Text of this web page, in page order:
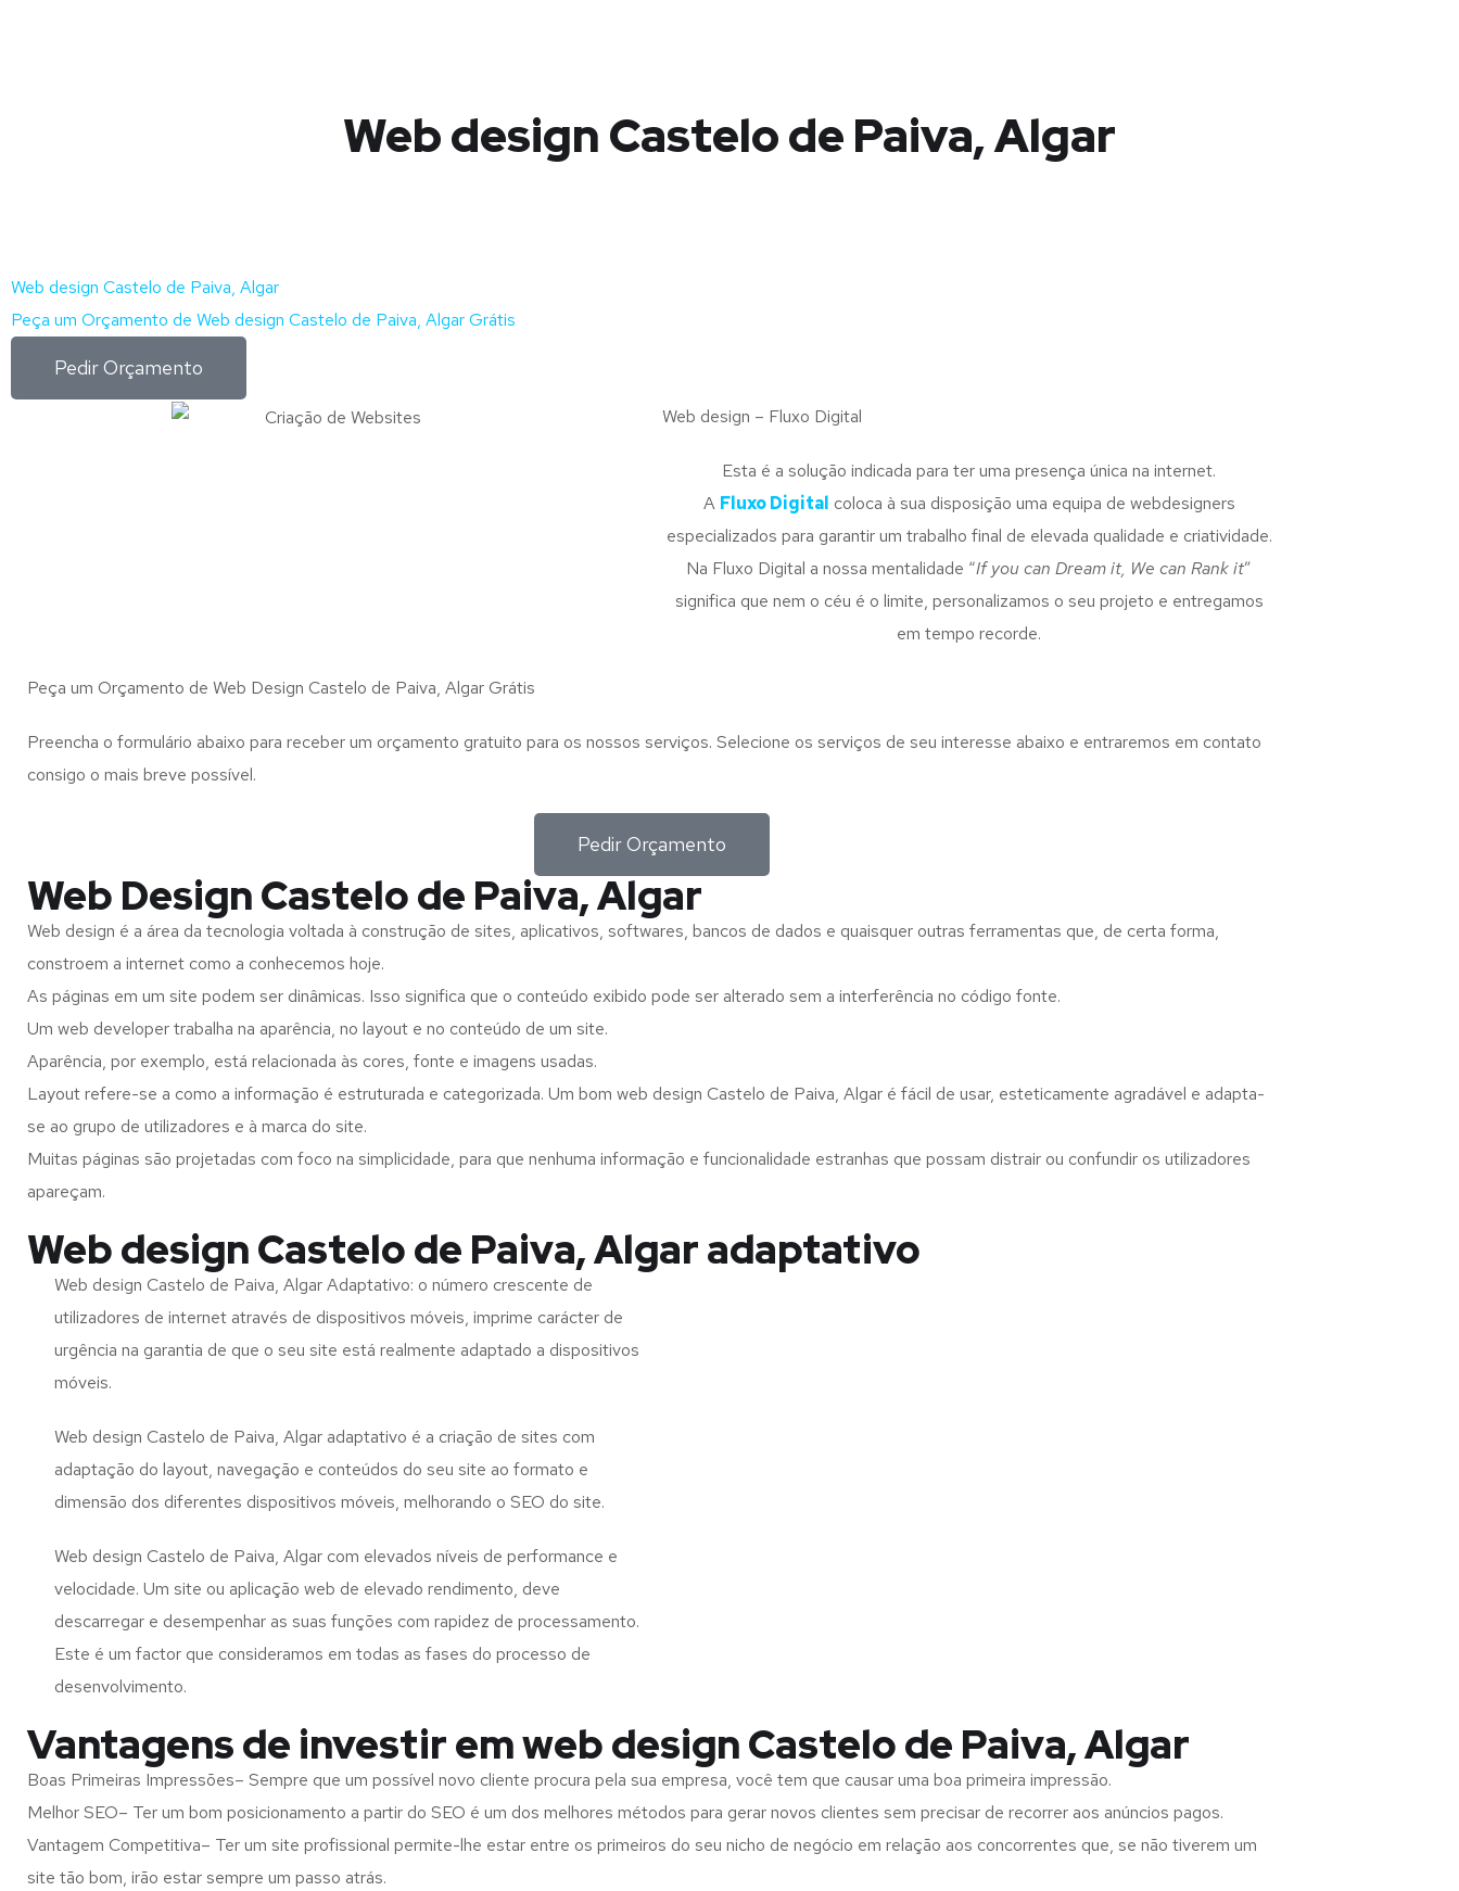
Web design Castelo de Paiva, Algar
Web design Castelo de Paiva, Algar
Peça um Orçamento de Web design Castelo de Paiva, Algar Grátis
Pedir Orçamento
Web design – Fluxo Digital
Esta é a solução indicada para ter uma presença única na internet.
A Fluxo Digital coloca à sua disposição uma equipa de webdesigners
especializados para garantir um trabalho final de elevada qualidade e criatividade.
Na Fluxo Digital a nossa mentalidade “If you can Dream it, We can Rank it”
significa que nem o céu é o limite, personalizamos o seu projeto e entregamos
em tempo recorde.
Peça um Orçamento de Web Design Castelo de Paiva, Algar Grátis
Preencha o formulário abaixo para receber um orçamento gratuito para os nossos serviços. Selecione os serviços de seu interesse abaixo e entraremos em contato
consigo o mais breve possível.
Pedir Orçamento
Web Design Castelo de Paiva, Algar
Web design é a área da tecnologia voltada à construção de sites, aplicativos, softwares, bancos de dados e quaisquer outras ferramentas que, de certa forma,
constroem a internet como a conhecemos hoje.
As páginas em um site podem ser dinâmicas. Isso significa que o conteúdo exibido pode ser alterado sem a interferência no código fonte.
Um web developer trabalha na aparência, no layout e no conteúdo de um site.
Aparência, por exemplo, está relacionada às cores, fonte e imagens usadas.
Layout refere-se a como a informação é estruturada e categorizada. Um bom web design Castelo de Paiva, Algar é fácil de usar, esteticamente agradável e adapta-
se ao grupo de utilizadores e à marca do site.
Muitas páginas são projetadas com foco na simplicidade, para que nenhuma informação e funcionalidade estranhas que possam distrair ou confundir os utilizadores
apareçam.
Web design Castelo de Paiva, Algar adaptativo
Web design Castelo de Paiva, Algar Adaptativo: o número crescente de
utilizadores de internet através de dispositivos móveis, imprime carácter de
urgência na garantia de que o seu site está realmente adaptado a dispositivos
móveis.
Web design Castelo de Paiva, Algar adaptativo é a criação de sites com
adaptação do layout, navegação e conteúdos do seu site ao formato e
dimensão dos diferentes dispositivos móveis, melhorando o SEO do site.
Web design Castelo de Paiva, Algar com elevados níveis de performance e
velocidade. Um site ou aplicação web de elevado rendimento, deve
descarregar e desempenhar as suas funções com rapidez de processamento.
Este é um factor que consideramos em todas as fases do processo de
desenvolvimento.
Vantagens de investir em web design Castelo de Paiva, Algar
Boas Primeiras Impressões– Sempre que um possível novo cliente procura pela sua empresa, você tem que causar uma boa primeira impressão.
Melhor SEO– Ter um bom posicionamento a partir do SEO é um dos melhores métodos para gerar novos clientes sem precisar de recorrer aos anúncios pagos.
Vantagem Competitiva– Ter um site profissional permite-lhe estar entre os primeiros do seu nicho de negócio em relação aos concorrentes que, se não tiverem um
site tão bom, irão estar sempre um passo atrás.